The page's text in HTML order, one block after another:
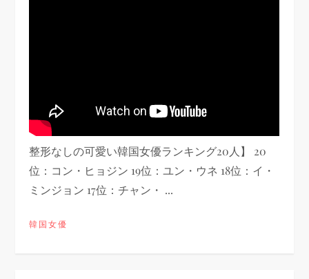
整形なしの可愛い韓国女優ランキング20人】 20
位：コン・ヒョジン 19位：ユン・ウネ 18位：イ・
ミンジョン 17位：チャン・ ...
韓国女優